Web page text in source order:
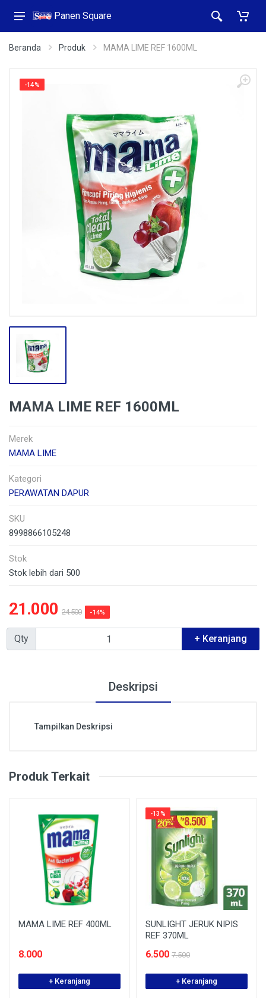
Panen Square
Beranda Produk MAMA LIME REF 1600ML
-14%
MAMA LIME REF 1600ML
Merek
MAMA LIME
Kategori
PERAWATAN DAPUR
SKU
8998866105248
Stok
Stok lebih dari 500
21.000 24.500 -14%
Qty + Keranjang
Deskripsi
Tampilkan Deskripsi
Produk Terkait
MAMA LIME REF 400ML
8.000
+ Keranjang
-13%
SUNLIGHT JERUK NIPIS
REF 370ML
6.500 7.500
+ Keranjang